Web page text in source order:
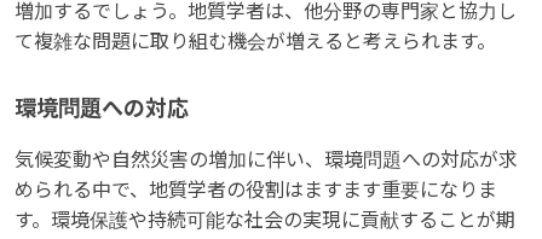
増加するでしょう。地質学者は、他分野の専門家と協力し
て複雑な問題に取り組む機会が増えると考えられます。
環境問題への対応
気候変動や自然災害の増加に伴い、環境問題への対応が求
められる中で、地質学者の役割はますます重要になりま
す。環境保護や持続可能な社会の実現に貢献することが期